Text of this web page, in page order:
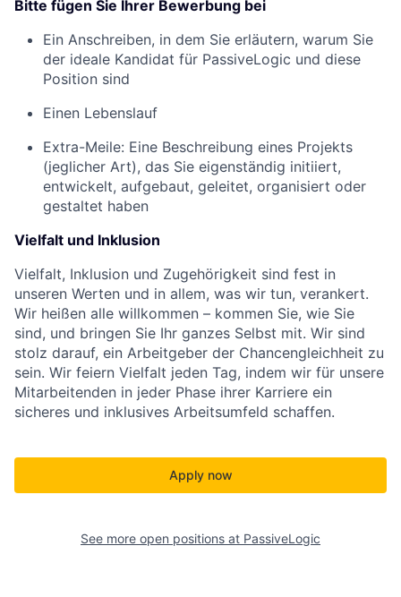
Bitte fügen Sie Ihrer Bewerbung bei
Ein Anschreiben, in dem Sie erläutern, warum Sie
der ideale Kandidat für PassiveLogic und diese
Position sind
Einen Lebenslauf
Extra-Meile: Eine Beschreibung eines Projekts
(jeglicher Art), das Sie eigenständig initiiert,
entwickelt, aufgebaut, geleitet, organisiert oder
gestaltet haben
Vielfalt und Inklusion
Vielfalt, Inklusion und Zugehörigkeit sind fest in
unseren Werten und in allem, was wir tun, verankert.
Wir heißen alle willkommen – kommen Sie, wie Sie
sind, und bringen Sie Ihr ganzes Selbst mit. Wir sind
stolz darauf, ein Arbeitgeber der Chancengleichheit zu
sein. Wir feiern Vielfalt jeden Tag, indem wir für unsere
Mitarbeitenden in jeder Phase ihrer Karriere ein
sicheres und inklusives Arbeitsumfeld schaffen.
Apply now
See more open positions at PassiveLogic